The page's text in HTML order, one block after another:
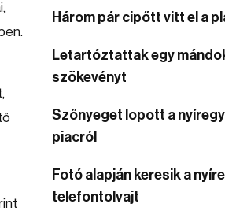
Három pár cipőtt vitt el a
Letartóztattak egy
szökevényt
Szőnyeget lopott a
piacról
Fotó alapján keresik a
telefontolvajt